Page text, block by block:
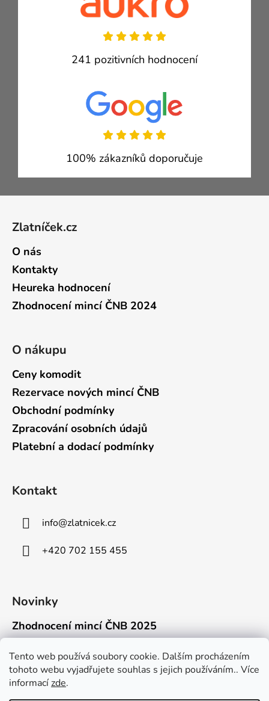
Tento web používá soubory cookie. Dalším procházením
tohoto webu vyjadřujete souhlas s jejich používáním.. Více
informacízde.
241 pozitivních hodnocení
100% zákazníků doporučuje
Zlatníček.cz
O nás
Kontakty
Heureka hodnocení
Zhodnocení mincí ČNB 2024
O nákupu
Ceny komodit
Rezervace nových mincí ČNB
Obchodní podmínky
Zpracování osobních údajů
Platební a dodací podmínky
Kontakt
info@zlatnicek.cz
+420 702 155 455
Novinky
Zhodnocení mincí ČNB 2025
Připravili jsme pro vás jednoduchý a př...
Mýty o přepravě zlatých mincí mimo EU